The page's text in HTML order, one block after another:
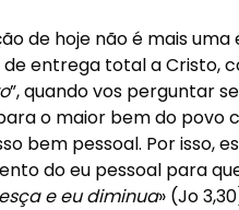
de hoje não é mais
entrega total a Cristo,
”, quando vos perguntar
o maior bem do povo
bem pessoal. Por isso,
do eu pessoal para
e eu diminua» (Jo